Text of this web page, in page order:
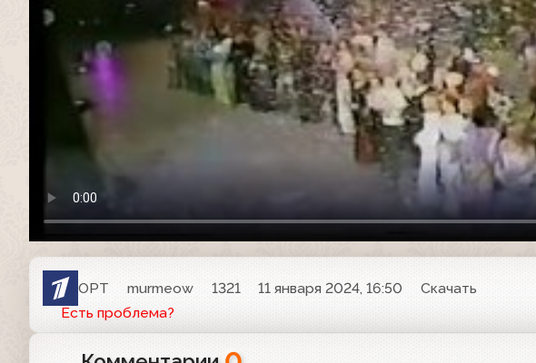
ОРТ murmeow 1321 11 января 2024, 16:50
Скачать
Есть проблема?